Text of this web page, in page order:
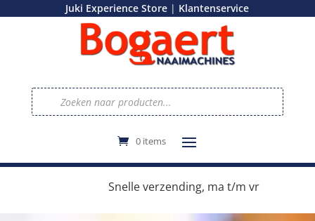
Juki Experience Store | Klantenservice
Producten
zoeken
0 items
Snelle verzending, ma t/m vr